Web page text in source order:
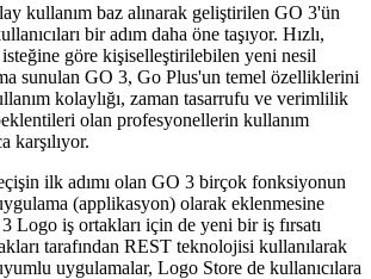
kullanım baz alınarak geliştirilen GO 3'ün
bir adım daha öne taşıyor. Hızlı,
isteğine göre kişiselleştirilebilen yeni nesil
sunulan GO 3, Go Plus'un temel özelliklerini
kolaylığı, zaman tasarrufu ve verimlilik
olan profesyonellerin kullanım
karşılıyor.
ilk adımı olan GO 3 birçok fonksiyonun
(applikasyon) olarak eklenmesine
Logo iş ortakları için de yeni bir iş fırsatı
tarafından REST teknolojisi kullanılarak
uygulamalar, Logo Store de kullanıcılara